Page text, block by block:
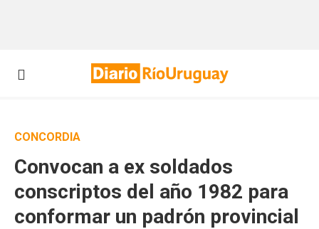
CONCORDIA
Convocan a ex soldados
conscriptos del año 1982 para
conformar un padrón provincial